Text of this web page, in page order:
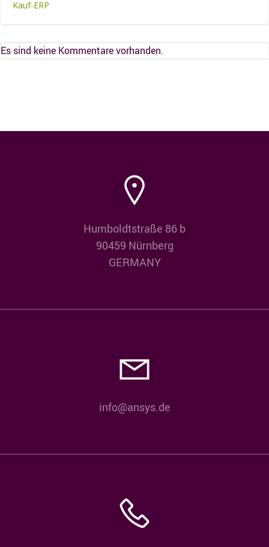
Kauf-ERP
Es sind keine Kommentare vorhanden.
Humboldtstraße 86 b
90459 Nürnberg
GERMANY
info@ansys.de